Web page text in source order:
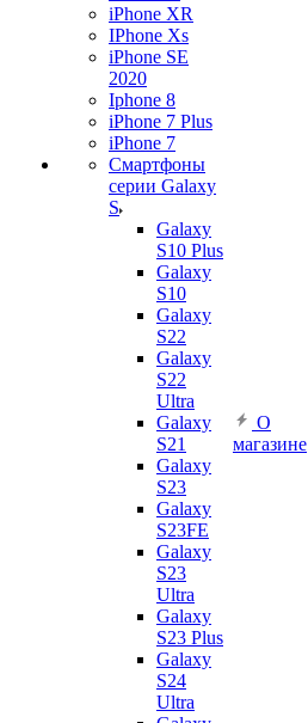
iPhone XR
IPhone Xs
iPhone SE
2020
Iphone 8
iPhone 7 Plus
iPhone 7
Смартфоны
серии Galaxy
S
Galaxy
S10 Plus
Galaxy
S10
Galaxy
S22
Galaxy
S22
Ultra
Galaxy
S21
Galaxy
S23
Galaxy
S23FE
Galaxy
S23
Ultra
Galaxy
S23 Plus
Galaxy
S24
Ultra
О
магазине